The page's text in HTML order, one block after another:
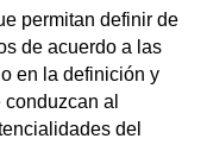
permitan definir de
de acuerdo a las
en la definición y
al
del